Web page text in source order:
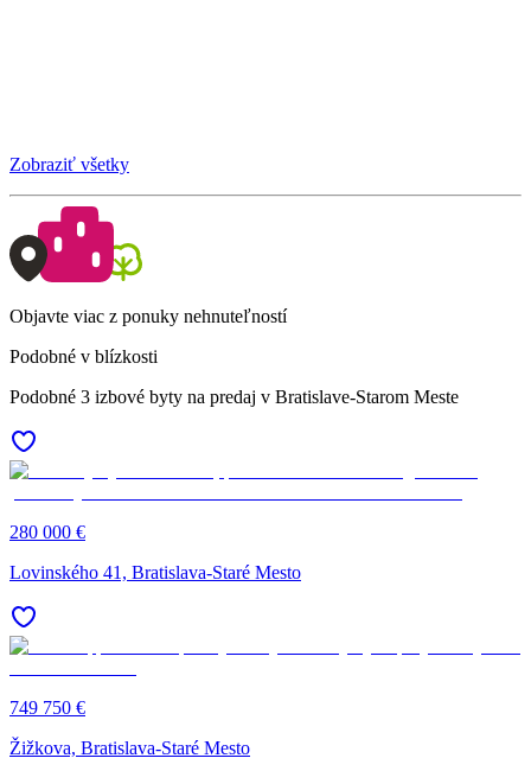
Zobraziť všetky
Objavte viac z ponuky nehnuteľností
Podobné v blízkosti
Podobné 3 izbové byty na predaj v Bratislave-Starom Meste
280 000 €
Lovinského 41, Bratislava-Staré Mesto
749 750 €
Žižkova, Bratislava-Staré Mesto